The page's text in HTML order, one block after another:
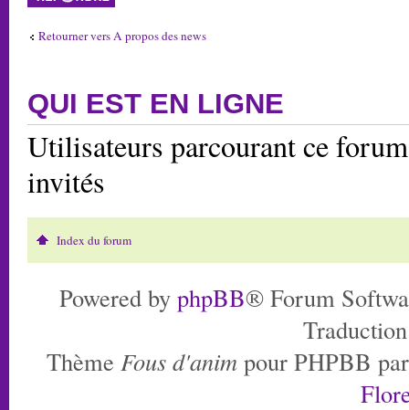
Retourner vers A propos des news
QUI EST EN LIGNE
Utilisateurs parcourant ce
invités
Index du forum
Powered by phpBB® Forum
Thème Fous d'anim pour PHPBB